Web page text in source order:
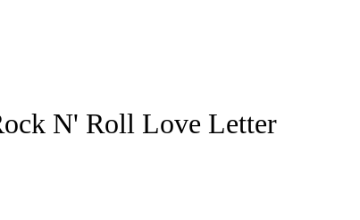
N' Roll Love Letter